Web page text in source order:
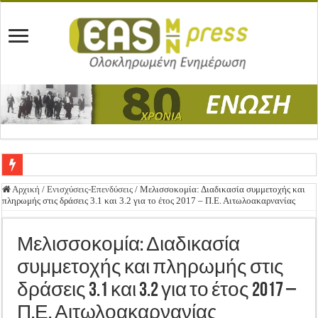
Ένωση Μεσολογγίου: Συγχαρητήρια Επιστολή προς Δήμο Μεσολογγίου
ΕΝΩΣΗ ΜΕΣΟΛΟΓΓΙΟΥ: ΕΚΛΟΓΙΚΗ ΓΕΝΙΚΗ ΣΥΝΕΛΕΥΣΗ
Δημοσιεύτηκε η Προδημοσίευση της Πρόσκλησης Σχεδίων Βελτίωσης
Ανακοίνωση: Επιστροφή ΦΠΑ
Καλά Χριστούγεννα! Καλή Χρονιά!
Αρχική / Ενισχύσεις-Επενδύσεις / Μελισσοκομία: Διαδικασία συμμετοχής και
πληρωμής στις δράσεις 3.1 και 3.2 για το έτος 2017 – Π.Ε. Αιτωλοακαρνανίας
Μελισσοκομία: Διαδικασία
συμμετοχής και πληρωμής στις
δράσεις 3.1 και 3.2 για το έτος 2017 –
Π.Ε. Αιτωλοακαρνανίας